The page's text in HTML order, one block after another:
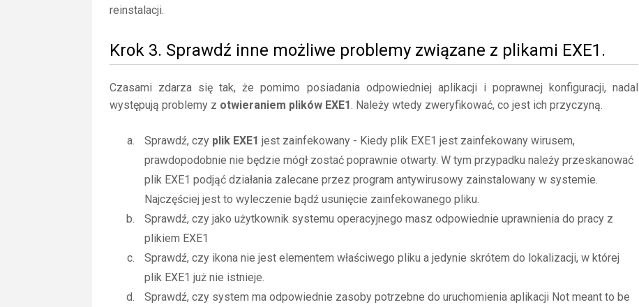
reinstalacji.
Krok 3. Sprawdź inne możliwe problemy związane z plikami EXE1.
Czasami zdarza się tak, że pomimo posiadania odpowiedniej aplikacji i poprawnej konfiguracji, nadal
występują problemy z otwieraniem plików EXE1. Należy wtedy zweryfikować, co jest ich przyczyną.
Sprawdź, czy plik EXE1 jest zainfekowany - Kiedy plik EXE1 jest zainfekowany wirusem,
prawdopodobnie nie będzie mógł zostać poprawnie otwarty. W tym przypadku należy przeskanować
plik EXE1 podjąć działania zalecane przez program antywirusowy zainstalowany w systemie.
Najczęściej jest to wyleczenie bądź usunięcie zainfekowanego pliku.
Sprawdź, czy jako użytkownik systemu operacyjnego masz odpowiednie uprawnienia do pracy z
plikiem EXE1
Sprawdź, czy ikona nie jest elementem właściwego pliku a jedynie skrótem do lokalizacji, w której
plik EXE1 już nie istnieje.
Sprawdź, czy system ma odpowiednie zasoby potrzebne do uruchomienia aplikacji Not meant to be